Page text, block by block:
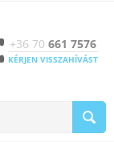
+36 70 661 7576
KÉRJEN VISSZAHÍVÁST